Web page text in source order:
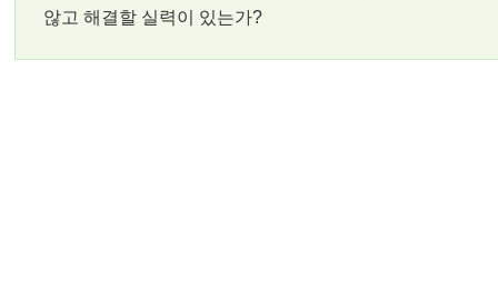
않고 해결할 실력이 있는가?